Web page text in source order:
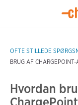
OFTE STILLEDE
BRUG AF CHARGEPOINT-
Hvordan